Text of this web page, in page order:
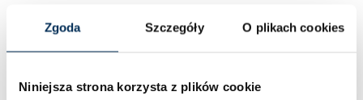
Zgoda Szczegóły O plikach cookies
Niniejsza strona korzysta z plików cookie
ogrzewania swojego domu czy firmy. Jest to szczególnie
które są dobrze izolowane i mają niskie zapotrzebowanie